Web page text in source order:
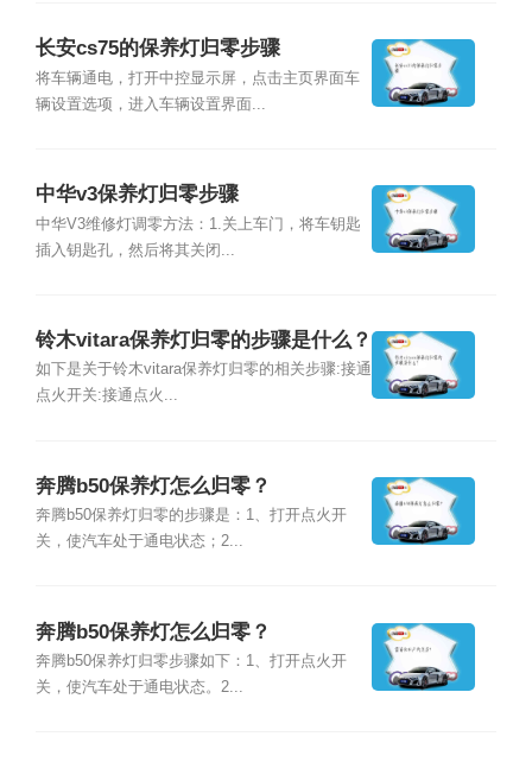
长安cs75的保养灯归零步骤
将车辆通电，打开中控显示屏，点击主页界面车
辆设置选项，进入车辆设置界面...
中华v3保养灯归零步骤
中华V3维修灯调零方法：1.关上车门，将车钥匙
插入钥匙孔，然后将其关闭...
铃木vitara保养灯归零的步骤是什么？
如下是关于铃木vitara保养灯归零的相关步骤:接通
点火开关:接通点火...
奔腾b50保养灯怎么归零？
奔腾b50保养灯归零的步骤是：1、打开点火开
关，使汽车处于通电状态；2...
奔腾b50保养灯怎么归零？
奔腾b50保养灯归零步骤如下：1、打开点火开
关，使汽车处于通电状态。2...